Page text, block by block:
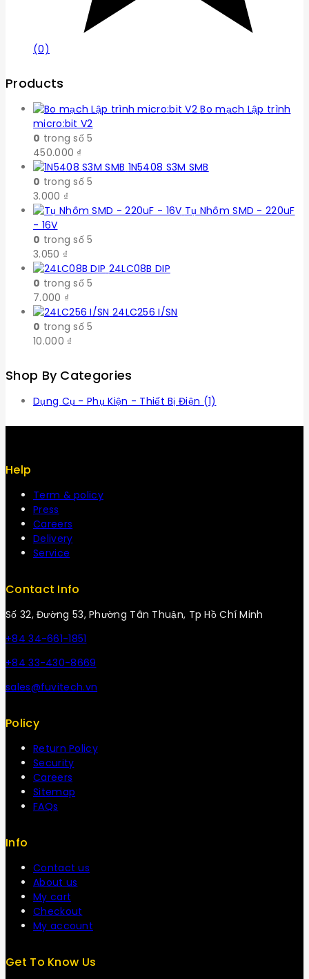
(0)
Products
Bo mạch Lập trình
micro:bit V2
0 trong số 5
450.000 ₫
1N5408 S3M SMB
0 trong số 5
3.000 ₫
Tụ Nhôm SMD - 220uF
- 16V
0 trong số 5
3.050 ₫
24LC08B DIP
0 trong số 5
7.000 ₫
24LC256 I/SN
0 trong số 5
10.000 ₫
Shop By Categories
Dụng Cụ - Phụ Kiện - Thiết Bị Điện (1)
Help
Term & policy
Press
Careers
Delivery
Service
Contact Info
Số 32, Đường 53, Phường Tân Thuận, Tp Hồ Chí Minh
+84 34-661-1851
+84 33-430-8669
sales@fuvitech.vn
Policy
Return Policy
Security
Careers
Sitemap
FAQs
Info
Contact us
About us
My cart
Checkout
My account
Get To Know Us